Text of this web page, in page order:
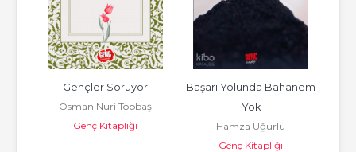
Gençler Soruyor
Osman Nuri Topbaş
Genç Kitaplığı
Başarı Yolunda Bahanem
Yok
Hamza Uğurlu
Genç Kitaplığı